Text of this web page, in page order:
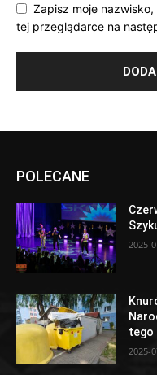
Zapisz moje
tej przeglądarce na
POLECANE
2025-
tego
2025-